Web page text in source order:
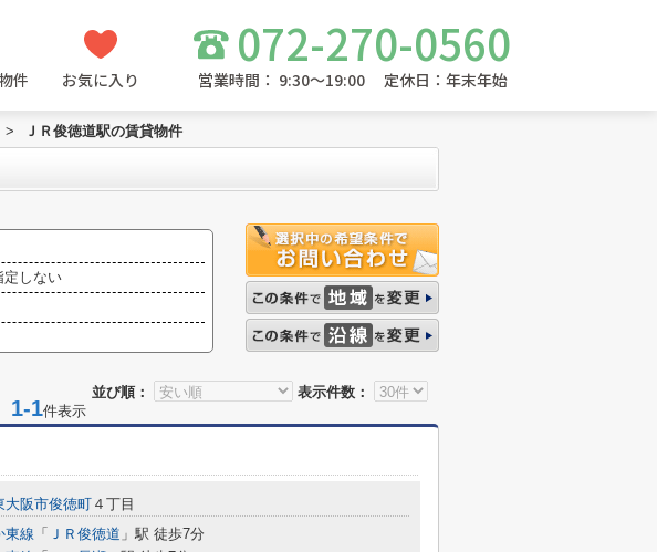
件 お気に入り
072-270-0560
営業時間： 9:30～19:00 定休日：年末年始
> ＪＲ俊徳道駅の賃貸物件
定しない
並び順： 表示件数：
1件表示
大阪市俊徳町 ４丁目
東線 「 ＪＲ俊徳道 」駅 徒歩7分